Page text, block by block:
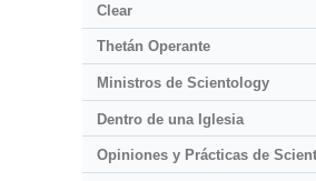
Clear
Thetán Operante
Ministros de Scientology
Dentro de una Iglesia
Opiniones y Prácticas de